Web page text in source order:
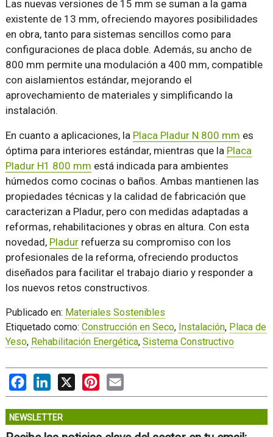
Las nuevas versiones de 15 mm se suman a la gama
existente de 13 mm, ofreciendo mayores posibilidades
en obra, tanto para sistemas sencillos como para
configuraciones de placa doble. Además, su ancho de
800 mm permite una modulación a 400 mm, compatible
con aislamientos estándar, mejorando el
aprovechamiento de materiales y simplificando la
instalación.
En cuanto a aplicaciones, la Placa Pladur N 800 mm es
óptima para interiores estándar, mientras que la Placa
Pladur H1 800 mm está indicada para ambientes
húmedos como cocinas o baños. Ambas mantienen las
propiedades técnicas y la calidad de fabricación que
caracterizan a Pladur, pero con medidas adaptadas a
reformas, rehabilitaciones y obras en altura. Con esta
novedad, Pladurrefuerza su compromiso con los
profesionales de la reforma, ofreciendo productos
diseñados para facilitar el trabajo diario y responder a
los nuevos retos constructivos.
Publicado en: Materiales Sostenibles
Etiquetado como: Construcción en Seco, Instalación, Placa de
Yeso, Rehabilitación Energética, Sistema Constructivo
FacebookLinkedIn
X PinterestEmail
NEWSLETTER